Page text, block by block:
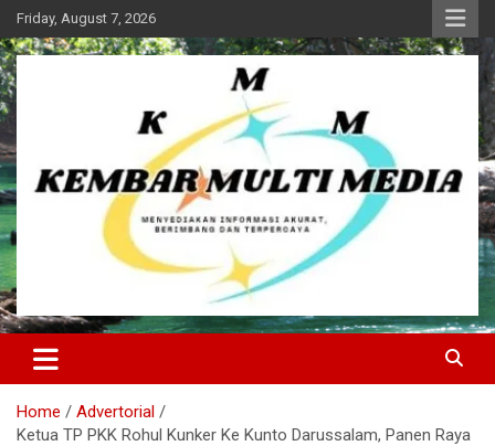
Skip
to
content
Friday, August 7, 2026
Kembar Multi Media
Home
Advertorial
Ketua TP PKK Rohul Kunker Ke Kunto Darussalam, Panen Raya